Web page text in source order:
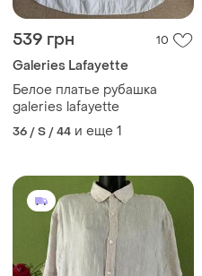
539 грн 10
Galeries Lafayette
Белое платье рубашка
galeries lafayette
36 / S / 44 и еще 1